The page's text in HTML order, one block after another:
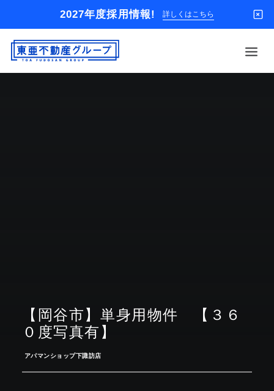
2027年度採用情報! 詳しくはこちら
【岡谷市】単身用物件 【３６
０度写真有】
アパマンショップ下諏訪店